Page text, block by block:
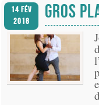
GROS
14 Fév
2018